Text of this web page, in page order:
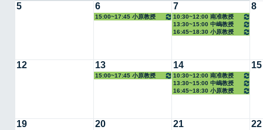
5 6
15:00~17:45 小原教授
7
10:30~12:00 南准教授
13:30~15:00 中嶋教授
16:45~18:30 小原教授
8
12 13
15:00~17:45 小原教授
14
10:30~12:00 南准教授
13:30~15:00 中嶋教授
16:45~18:30 小原教授
15
19 20 21 22